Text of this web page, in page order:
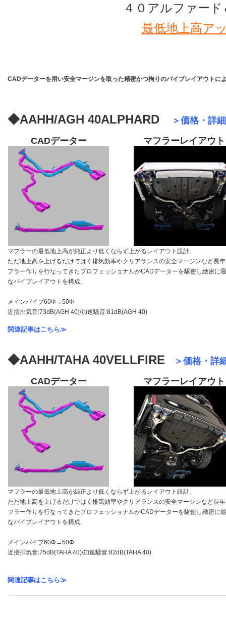
４０アルファー
最低地上高ア
CADデーターを用い安全マージンを取った精密かつ拘りのパイプレイアウトに
◆AAHH/AGH 40ALPHARD
＞価格・詳
CADデーター
マフラーレイアウト
マフラーの最低地上高が純正より低くならず上がるレイアウト設計。
ただ地上高を上げるだけではく排気効率やクリアランスの安全マージンなど長
フラー作りを行なってきたプロフェッショナルがCADデーターを駆使し緻密に
なパイプレイアウトを構成。
メインパイプ60Φ→50Φ
近接排気音:73dB(AGH 40)/加速騒音:81dB(AGH 40)
関連記事はこちら≫
◆AAHH/TAHA 40VELLFIRE ＞価格・詳
CADデーター
マフラーレイアウト
マフラーの最低地上高が純正より低くならず上がるレイアウト設計。
ただ地上高を上げるだけではく排気効率やクリアランスの安全マージンなど長
フラー作りを行なってきたプロフェッショナルがCADデーターを駆使し緻密に
なパイプレイアウトを構成。
メインパイプ60Φ→50Φ
近接排気音:75dB(TAHA 40)/加速騒音:82dB(TAHA 40)
関連記事はこちら≫